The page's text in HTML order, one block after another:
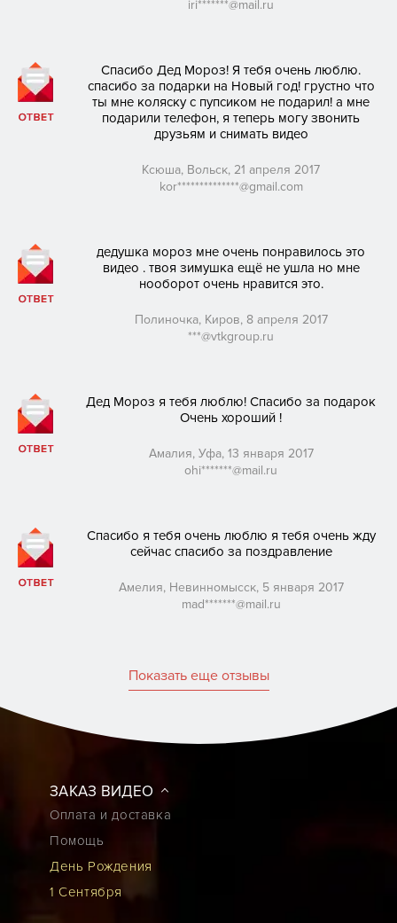
iri*******@mail.ru
Спасибо Дед Мороз! Я тебя очень люблю.
спасибо за подарки на Новый год! грустно что
ты мне коляску с пупсиком не подарил! а мне
подарили телефон, я теперь могу звонить
друзьям и снимать видео
Ксюша, Вольск, 21 апреля 2017
kor**************@gmail.com
дедушка мороз мне очень понравилось это
видео . твоя зимушка ещё не ушла но мне
нооборот очень нравится это.
Полиночка, Киров, 8 апреля 2017
***@vtkgroup.ru
Дед Мороз я тебя люблю! Спасибо за подарок
Очень хороший !
Амалия, Уфа, 13 января 2017
ohi*******@mail.ru
Спасибо я тебя очень люблю я тебя очень жду
сейчас спасибо за поздравление
Амелия, Невинномысск, 5 января 2017
mad*******@mail.ru
Показать еще отзывы
ЗАКАЗ ВИДЕО
Оплата и доставка
Помощь
День Рождения
1 Сентября